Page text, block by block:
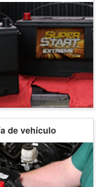
de vehículo